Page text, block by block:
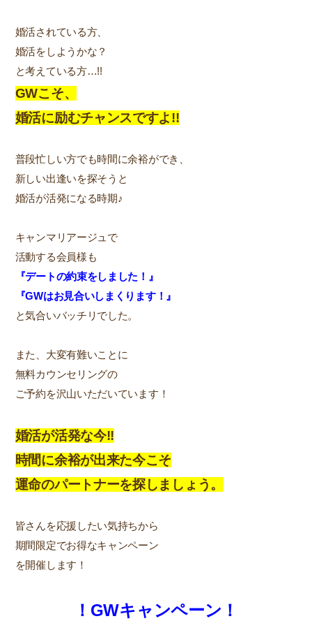
婚活されている方、
婚活をしようかな？
と考えている方…!!
GWこそ、
婚活に励むチャンスですよ!!
普段忙しい方でも時間に余裕ができ、
新しい出逢いを探そうと
婚活が活発になる時期♪
キャンマリアージュで
活動する会員様も
『デートの約束をしました！』
『GWはお見合いしまくります！』
と気合いバッチリでした。
また、大変有難いことに
無料カウンセリングの
ご予約を沢山いただいています！
婚活が活発な今!!
時間に余裕が出来た今こそ
運命のパートナーを探しましょう。
皆さんを応援したい気持ちから
期間限定でお得なキャンペーン
を開催します！
！GWキャンペーン！